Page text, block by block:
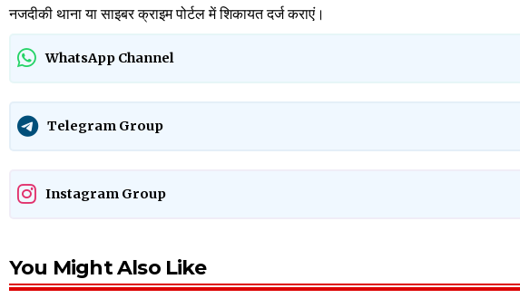
नजदीकी थाना या साइबर क्राइम पोर्टल में शिकायत दर्ज कराएं।
WhatsApp Channel
Telegram Group
Instagram Group
You Might Also Like